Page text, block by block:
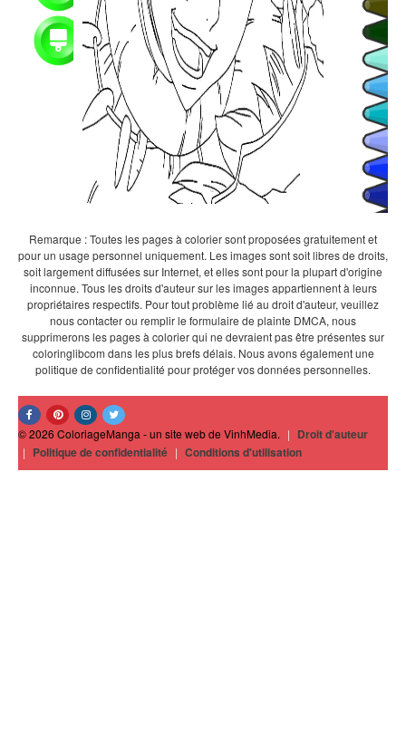
Remarque : Toutes les pages à colorier sont proposées gratuitement et
pour un usage personnel uniquement. Les images sont soit libres de droits,
soit largement diffusées sur Internet, et elles sont pour la plupart d'origine
inconnue. Tous les droits d'auteur sur les images appartiennent à leurs
propriétaires respectifs. Pour tout problème lié au droit d'auteur, veuillez
nous contacter ou remplir le formulaire de plainte DMCA, nous
supprimerons les pages à colorier qui ne devraient pas être présentes sur
coloringlibcom dans les plus brefs délais. Nous avons également une
politique de confidentialité pour protéger vos données personnelles.
© 2026 ColoriageManga - un site web de VinhMedia. | Droit d'auteur
| Politique de confidentialité | Conditions d'utilisation